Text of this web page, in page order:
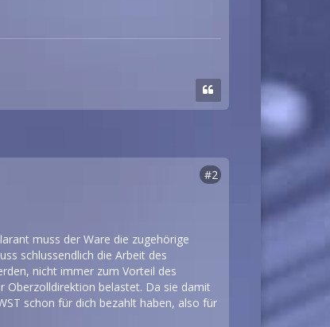
#2
muss der Ware die zugehörige
schlussendlich die Arbeit des
nicht immer zum Vorteil des
Oberzolldirektion belastet. Da sie damit
schon für dich bezahlt haben, also für